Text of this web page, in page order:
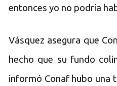
entonces yo no podría
Vásquez asegura que
hecho que su fundo
informó Conaf hubo una